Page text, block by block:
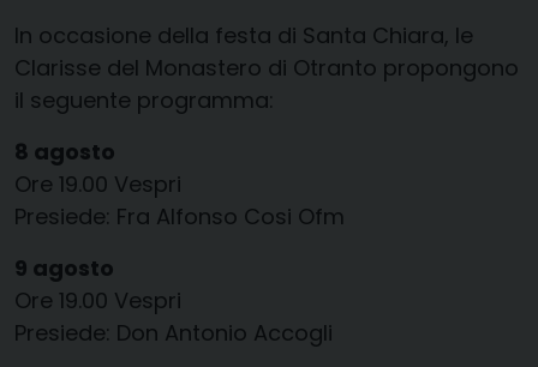
In occasione della festa di Santa Chiara, le
Clarisse del Monastero di Otranto propongono
il seguente programma:
8 agosto
Ore 19.00 Vespri
Presiede: Fra Alfonso Cosi Ofm
9 agosto
Ore 19.00 Vespri
Presiede: Don Antonio Accogli